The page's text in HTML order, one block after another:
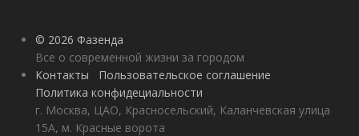
© 2026 Фазенда
Все о современной жизни за городом
Контакты
Пользовательское соглашение
Политика конфидециальности
г. Москва, ЦАО, Красносельский, Каланчевская улица
15А, м. Красные ворота